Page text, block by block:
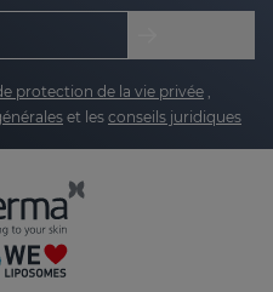
protection de la vie privée ,
et les conseils juridiques